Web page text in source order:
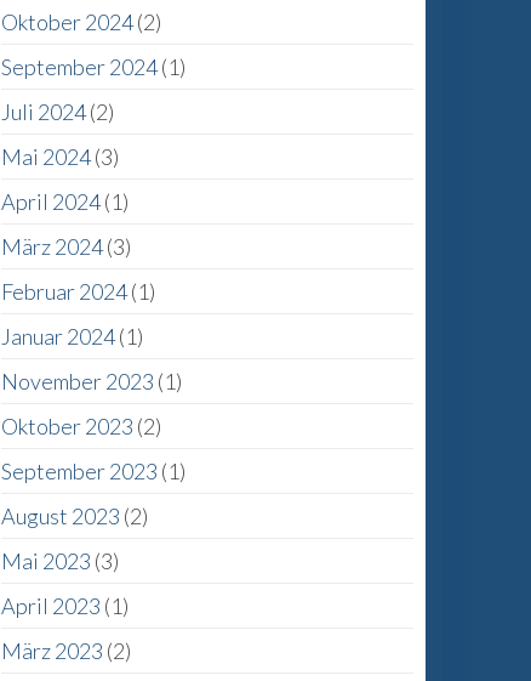
Oktober 2024(2)
September 2024(1)
Juli 2024(2)
Mai 2024(3)
April 2024(1)
März 2024(3)
Februar 2024(1)
Januar 2024(1)
November 2023 (1)
Oktober 2023 (2)
September 2023 (1)
August 2023 (2)
Mai 2023 (3)
April 2023 (1)
März 2023 (2)